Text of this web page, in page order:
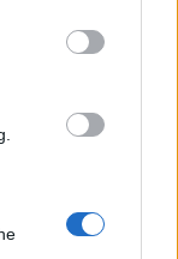
fiút a
autója